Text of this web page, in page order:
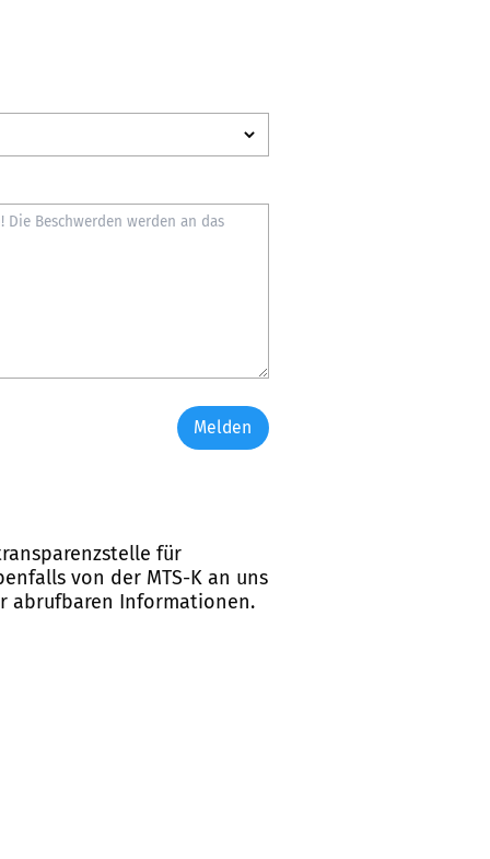
Melden
für
von der MTS-K an uns
abrufbaren Informationen.